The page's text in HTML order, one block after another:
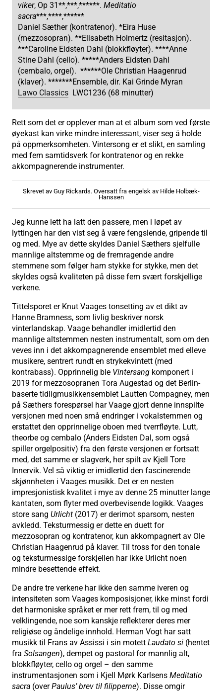
viker, Op 31**,***,******. Meditatio
sacra***,****,******
Daniel Sæther (kontratenor). *Eira Huse
(mezzosopran). **Elisabeth Holmertz (resitasjon).
***Caroline Eidsten Dahl (blokkfløyter). ****Anne
Stine Dahl (cello). *****Anders Eidsten Dahl
(cembalo, orgel). ******Ole Christian Haagenrud
(klaver). *******Ensemble, dir. Kai Grinde Myran
Lawo Classics LWC1236 (68 minutter)
Rett som det er opplever man at et album som ved første
øyekast kan virke mindre interessant, viser seg å holde
på oppmerksomheten. Vintersong er et slikt, en samling
med fem samtidsverk for kontratenor og en rekke
akkompagnerende instrumenter.
Skrevet av Guy Rickards. Oversatt fra engelsk av Hilde Holbæk-
Hanssen
Jeg kunne lett ha latt den passere, men i løpet av
lyttingen har den vist seg å være fengslende, gripende til
og med. Mye av dette skyldes Daniel Sæthers sjelfulle
mannlige altstemme og de fremragende andre
stemmene som følger ham stykke for stykke, men det
skyldes også kvaliteten på disse fem svært forskjellige
verkene.
Tittelsporet er Knut Vaages tonsetting av et dikt av
Hanne Bramness, som livlig beskriver norsk
vinterlandskap. Vaage behandler imidlertid den
mannlige altstemmen nesten instrumentalt, som om den
veves inn i det akkompagnerende ensemblet med elleve
musikere, sentrert rundt en strykekvintett (med
kontrabass). Opprinnelig ble Vintersang komponert i
2019 for mezzosopranen Tora Augestad og det Berlin-
baserte tidligmusikkensemblet Lautten Compagney, men
på Sæthers forespørsel har Vaage gjort denne innspilte
versjonen med noen små endringer i vokalstemmen og
erstattet den opprinnelige oboen med tverrfløyte. Lutt,
theorbe og cembalo (Anders Eidsten Dal, som også
spiller orgelpositiv) fra den første versjonen er fortsatt
med, det samme er slagverk, her spilt av Kjell Tore
Innervik. Vel så viktig er imidlertid den fascinerende
skjønnheten i Vaages musikk. Det er en nesten
impresjonistisk kvalitet i mye av denne 25 minutter lange
kantaten, som flyter med overbevisende logikk. Vaages
store sang Urlicht (2017) er derimot sparsom, nesten
avkledd. Teksturmessig er dette en duett for
mezzosopran og kontratenor, kun akkompagnert av Ole
Christian Haagenrud på klaver. Til tross for den tonale
og teksturmessige forskjellen har ikke Urlicht noen
mindre besettende effekt.
De andre tre verkene har ikke den samme iveren og
intensiteten som Vaages komposisjoner, ikke minst fordi
det harmoniske språket er mer rett frem, til og med
velklingende, noe som kanskje reflekterer deres mer
religiøse og åndelige innhold. Herman Vogt har satt
musikk til Frans av Assissi i sin motett Laudato si (hentet
fra Solsangen), dempet og pastoral for mannlig alt,
blokkfløyter, cello og orgel – den samme
instrumentasjonen som i Kjell Mørk Karlsens Meditatio
sacra (overPaulus’ brev til filipperne). Disse omgir